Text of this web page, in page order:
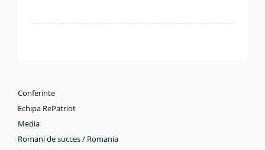
Conferinte
Echipa RePatriot
Media
Romani de succes / Romania